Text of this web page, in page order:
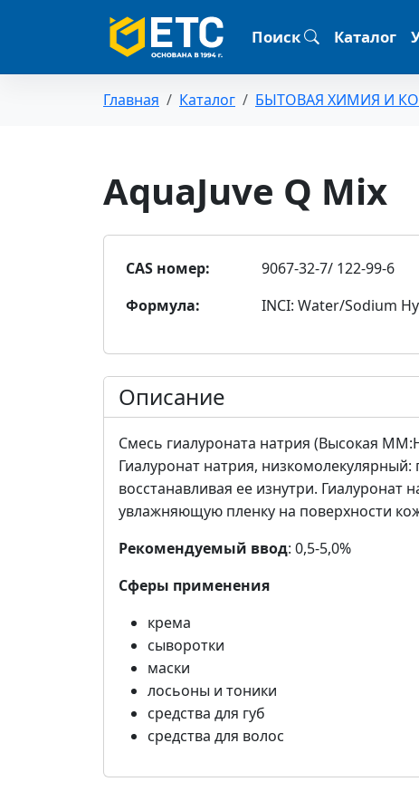
Поиск Каталог
Главная Каталог БЫТОВАЯ ХИМИЯ И
AquaJuve Q Mix
CAS номер:
9067-32-7/ 122-99-6
Формула:
INCI: Water/Sodium
Описание
Смесь гиалуроната натрия (Высокая
Гиалуронат натрия,
восстанавливая ее изнутри. Гиалуронат
увлажняющую пленку на поверхности
Рекомендуемый ввод: 0,5-5,0%
Сферы применения
крема
сыворотки
маски
лосьоны и тоники
средства для губ
средства для волос